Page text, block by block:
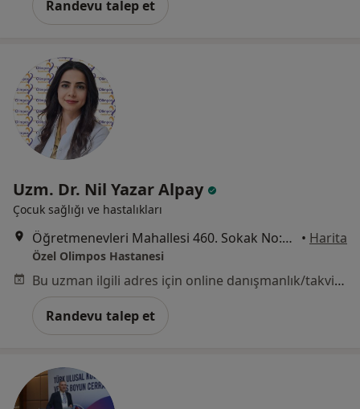
Randevu talep et
Uzm. Dr. Nil Yazar Alpay
Çocuk sağlığı ve hastalıkları
Öğretmenevleri Mahallesi 460. Sokak No:48, Konyaaltı • Harita
Özel Olimpos Hastanesi
Bu uzman ilgili adres için online danışmanlık/takvim sunmuyor.
Randevu talep et